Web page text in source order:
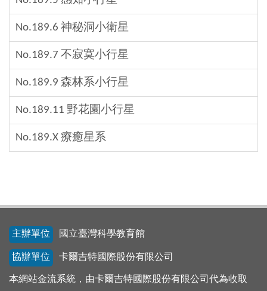
No.189.6 神秘洞小衛星
No.189.7 不寂寞小行星
No.189.9 森林系小行星
No.189.11 野花園小行星
No.189.X 療癒星系
主辦單位 國立臺灣科學教育館
協辦單位 卡爾吉特國際股份有限公司
本網站金流系統，由卡爾吉特國際股份有限公司代為收取